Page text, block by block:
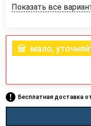
Показать все
мало,
Бесплатная доставка